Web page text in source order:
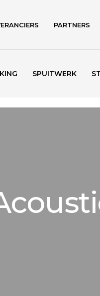
PARTNERS
SPUITWERK